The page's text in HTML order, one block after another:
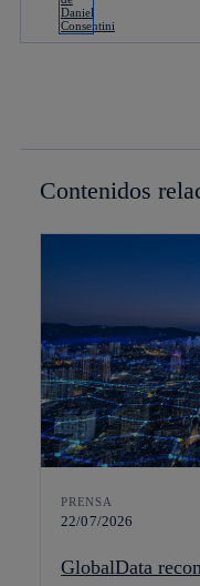
Contenidos
PRENSA
22/07/2026
GlobalData